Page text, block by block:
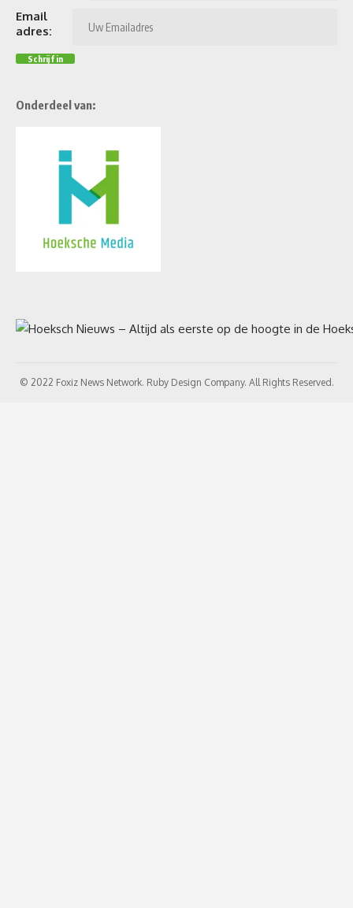
Email
adres:
Onderdeel van:
© 2022 Foxiz News Network. Ruby Design Company. All Rights Reserved.